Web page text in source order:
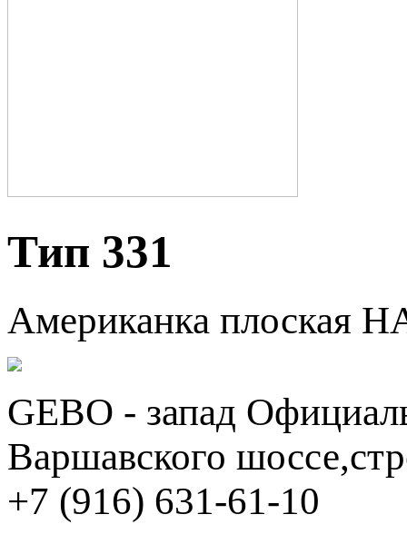
Тип 331
Американка плоская
GEBO - запад
Варшавского
+7 (916) 631-61-10